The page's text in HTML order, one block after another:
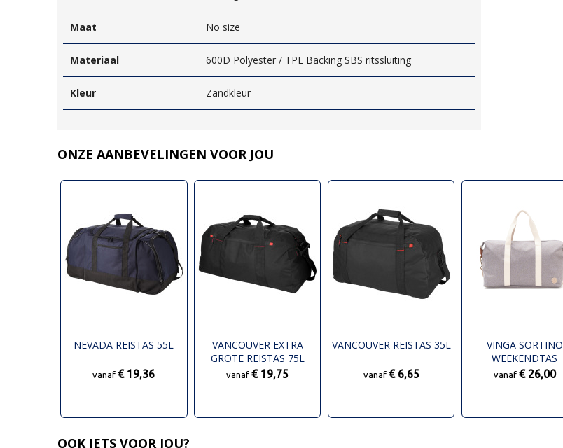
Maat No size
Materiaal 600D Polyester / TPE Backing SBS ritssluiting
Kleur Zandkleur
ONZE AANBEVELINGEN VOOR JOU
NEVADA REISTAS 55L
vanaf€ 19,36
VANCOUVER EXTRA
GROTE REISTAS 75L
vanaf€ 19,75
VANCOUVER REISTAS 35L
vanaf € 6,65
VINGA SORTINO
WEEKENDTAS
vanaf € 26,00
OOK IETS VOOR JOU?